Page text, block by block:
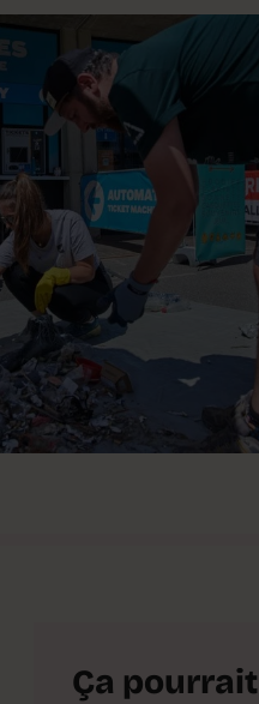
Ça pourrait